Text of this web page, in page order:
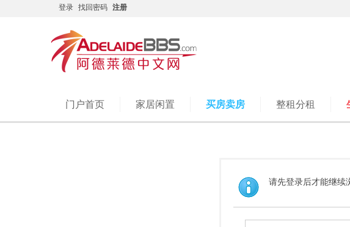
登录 找回密码 注册
门户首页 家居闲置 买房卖房 整租分租
请先登录后才能继续